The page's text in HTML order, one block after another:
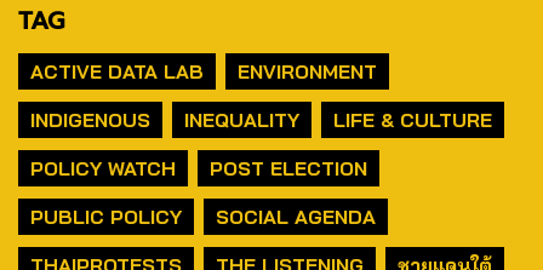
TAG
ACTIVE DATA LAB
ENVIRONMENT
INDIGENOUS
INEQUALITY
LIFE & CULTURE
POLICY WATCH
POST ELECTION
PUBLIC POLICY
SOCIAL AGENDA
THAIPROTESTS
THE LISTENING
ชายแดนใต้